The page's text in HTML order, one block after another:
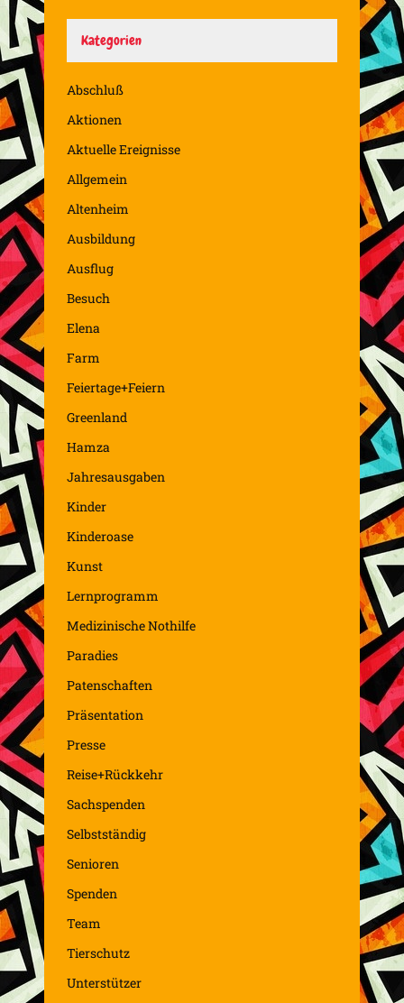
Kategorien
Abschluß
Aktionen
Aktuelle Ereignisse
Allgemein
Altenheim
Ausbildung
Ausflug
Besuch
Elena
Farm
Feiertage+Feiern
Greenland
Hamza
Jahresausgaben
Kinder
Kinderoase
Kunst
Lernprogramm
Medizinische Nothilfe
Paradies
Patenschaften
Präsentation
Presse
Reise+Rückkehr
Sachspenden
Selbstständig
Senioren
Spenden
Team
Tierschutz
Unterstützer